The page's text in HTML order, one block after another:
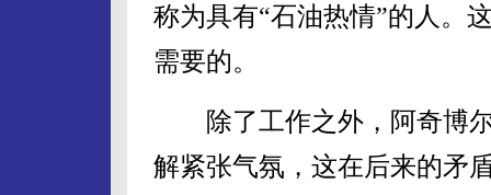
称为具有“石油热情”的人。
需要的。
除了工作之外，阿奇博尔
解紧张气氛，这在后来的矛